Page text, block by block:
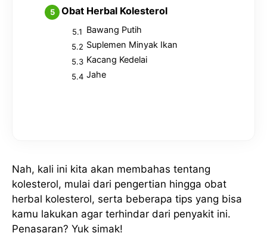
Obat Herbal Kolesterol
Bawang Putih
Suplemen Minyak Ikan
Kacang Kedelai
Jahe
Nah, kali ini kita akan membahas tentang
kolesterol, mulai dari pengertian hingga obat
herbal kolesterol, serta beberapa tips yang bisa
kamu lakukan agar terhindar dari penyakit ini.
Penasaran? Yuk simak!